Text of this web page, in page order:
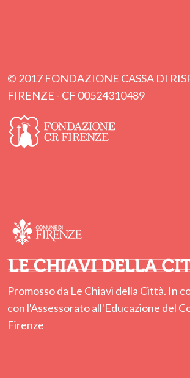
© 2017 FONDAZIONE CASSA DI
FIRENZE - CF 00524310489
Promosso da Le Chiavi della Città. In
con l'Assessorato all'Educazione del
Firenze